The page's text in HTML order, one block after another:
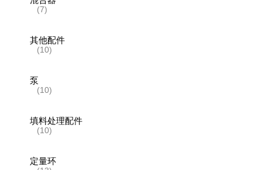
(7)
其他配件
(10)
泵
(10)
填料处理配件
(10)
定量环